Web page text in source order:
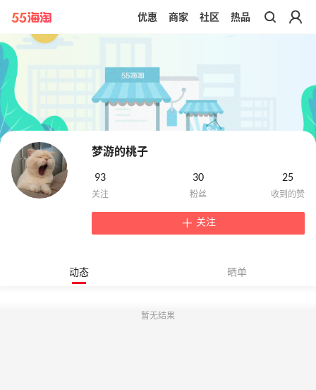
带你去官网买正品
优惠 商家 社区 热品
梦游的桃子
93 30 25
关注
动态 晒单
暂无结果